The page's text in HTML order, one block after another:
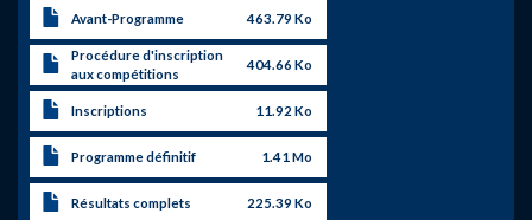
Avant-Programme 463.79 Ko
Procédure d'inscription
aux compétitions
404.66 Ko
Inscriptions 11.92 Ko
Programme définitif 1.41 Mo
Résultats complets 225.39 Ko